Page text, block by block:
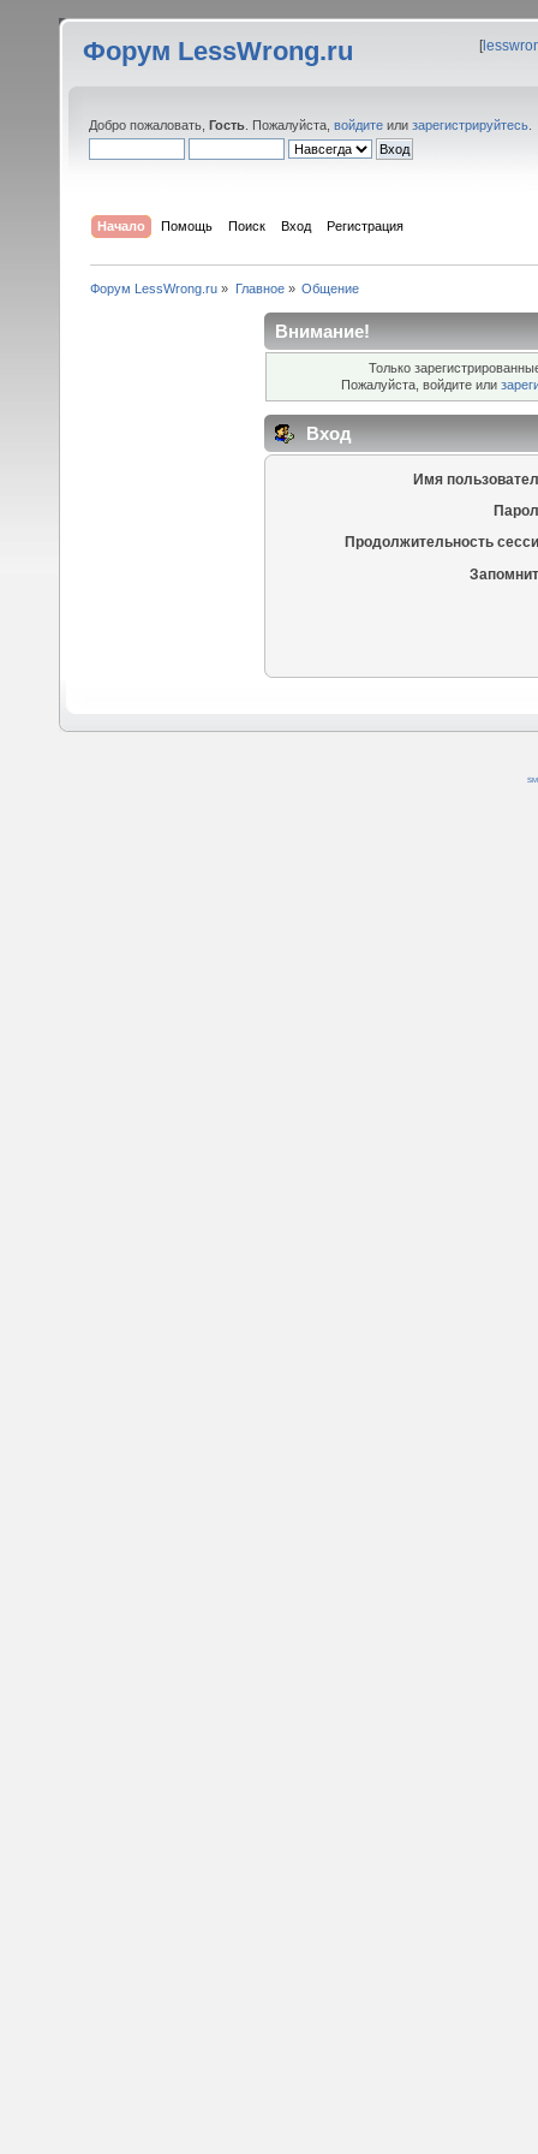
Форум LessWrong.ru [
Добро пожаловать, Гость . Пожалуйста, войдите или зарегистрируйтесь
Начало Помощь Поиск Вход Регистрация
Форум LessWrong.ru » Главное» Общение
Внимание!
Только
Пожалуйста, войдите или
Вход
Имя
Продолжительность